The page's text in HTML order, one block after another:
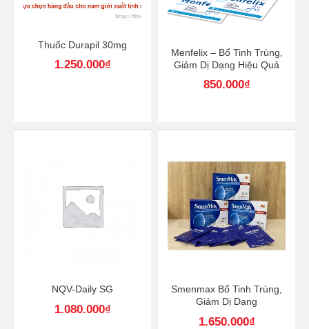
Thuốc Durapil 30mg
1.250.000₫
Menfelix – Bổ Tinh Trùng,
Giảm Dị Dạng Hiệu Quả
850.000₫
NQV-Daily SG
1.080.000₫
Smenmax Bổ Tinh Trùng,
Giảm Dị Dạng
1.650.000₫